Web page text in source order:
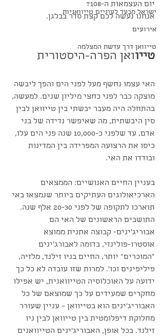
ישראל מבעד לעיניים טייוואניות
אירועים
טייוואן דרך עדשת המצלמה
יום העצמאות ה-108?
אנחנו נעשה לכם קצת סדר בבלגן.
טייוואן הפרה-היסטורית
האי עצמו נחשף מעל לפני הים והפך ליבשה
מוצקה כבר לפני כחצי מיליון שנים. למעשה,
בהתחלה היה מעבר יבשתי בין טייוואן לבין
סין היבשתית, מה שאיפשר נדידה של בני
אדם, עד שלפני כ-10,000 שנה פני הים עלו,
כיסו את הרצועה המפרידה בין המדינות
ובודדו את האי.
בעניין החיים האנושיים: הממצאים
הארכיאולוגים העתיקים ביותר שנמצאו באי
תוארכו לתקופה של לפני 20-30 אלף שנה.
התושבים הראשונים של האי הם
אבוריג'ינים- קבוצה אתנית ממוצא
אוסטרו-פולינזי, בדומה לאבורג'ינים
"המוכרים" יותר, החיים בניו זילנד, מלזיה,
פיליפינים וכו'. למרות שזו עובדה לא כל כך
ידועה על האוכלוסיה הטייוואנית, יש אפילו
מחקרים שמעידים על כך שמוצאם של כל
האבוריג'ינים הוא בטייוואן – עניין שעורר
מחלוקת דיפלומטית בין טייוואן לבין ניו
זילנד. בכל אופן, האבוריג'ינים הטייוואנים